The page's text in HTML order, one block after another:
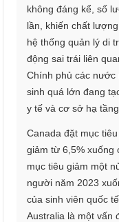
không đáng kể, số
lần, khiến chất
hệ thống quản lý di
động sai trái liên
Chính phủ các nước
sinh quá lớn đang
y tế và cơ sở hạ
Canada đặt mục
giảm từ 6,5% xuống
mục tiêu giảm một
người năm 2023
của sinh viên quốc
Australia là một vấn